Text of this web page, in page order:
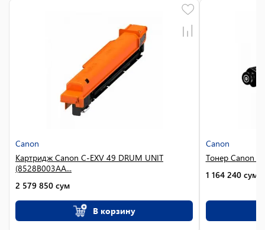
Canon
Картридж Canon C-EXV 49 DRUM UNIT
(8528B003AA...
2 579 850 сум
В корзину
Canon
Тонер Canon
1 164 240 сум